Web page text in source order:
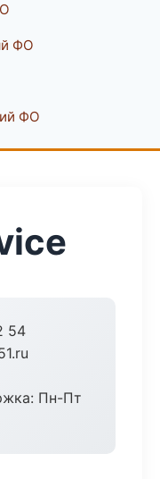
ФО
ФО
54
Пн-Пт